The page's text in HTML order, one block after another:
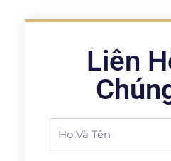
Liên
Name